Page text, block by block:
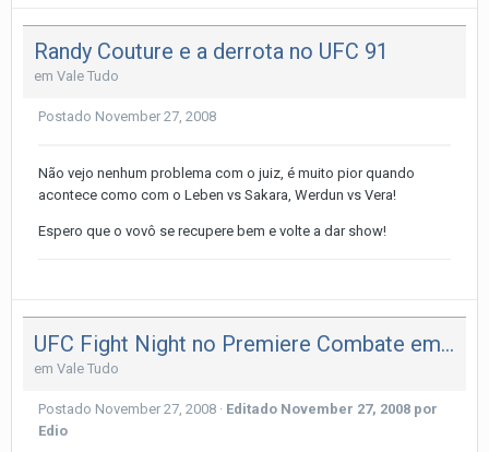
Randy Couture e a derrota no UFC 91
em Vale Tudo
Postado November 27, 2008
Não vejo nenhum problema com o juiz, é muito pior quando
acontece como com o Leben vs Sakara, Werdun vs Vera!
Espero que o vovô se recupere bem e volte a dar show!
UFC Fight Night no Premiere Combate em 2009!
em Vale Tudo
Postado November 27, 2008 · Editado November 27, 2008 por
Edio